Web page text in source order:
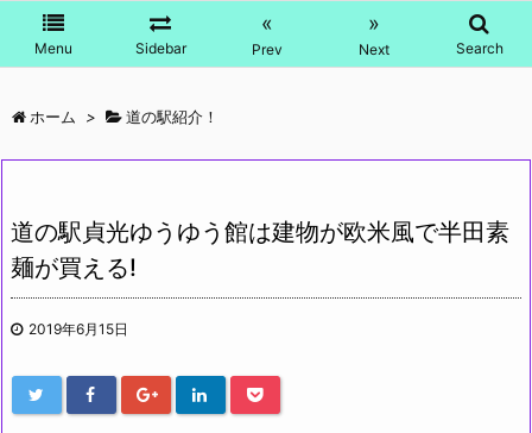
Menu Sidebar
«
Prev
»
Next Search
ホーム > 道の駅紹介！
道の駅貞光ゆうゆう館は建物が欧米風で半田素
麺が買える!
2019年6月15日